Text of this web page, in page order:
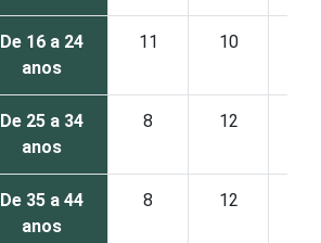
De 16 a 24
anos
11 10
De 25 a 34
anos
8 12
De 35 a 44
anos
8 12